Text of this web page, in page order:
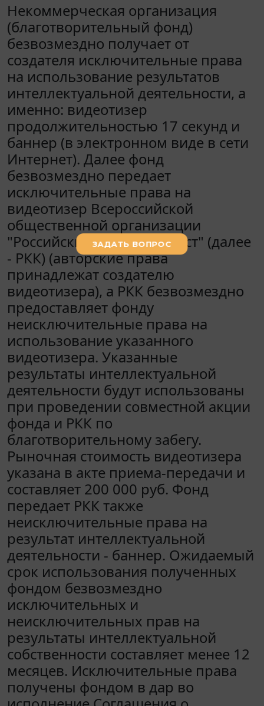
Некоммерческая организация
(благотворительный фонд)
безвозмездно получает от
создателя исключительные права
на использование результатов
интеллектуальной деятельности, а
именно: видеотизер
продолжительностью 17 секунд и
баннер (в электронном виде в сети
Интернет). Далее фонд
безвозмездно передает
исключительные права на
видеотизер Всероссийской
общественной организации
"Российский Красный Крест" (далее
- РКК) (авторские права
принадлежат создателю
видеотизера), а РКК безвозмездно
предоставляет фонду
неисключительные права на
использование указанного
видеотизера. Указанные
результаты интеллектуальной
деятельности будут использованы
при проведении совместной акции
фонда и РКК по
благотворительному забегу.
Рыночная стоимость видеотизера
указана в акте приема-передачи и
составляет 200 000 руб. Фонд
передает РКК также
неисключительные права на
результат интеллектуальной
деятельности - баннер. Ожидаемый
срок использования полученных
фондом безвозмездно
исключительных и
неисключительных прав на
результаты интеллектуальной
собственности составляет менее 12
месяцев. Исключительные права
получены фондом в дар во